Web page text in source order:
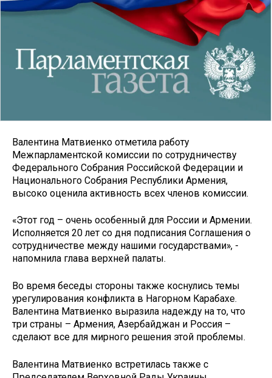
Валентина Матвиенко отметила работу
Межпарламентской комиссии по сотрудничеству
Федерального Собрания Российской Федерации и
Национального Собрания Республики Армения,
высоко оценила активность всех членов комиссии.
«Этот год – очень особенный для России и Армении.
Исполняется 20 лет со дня подписания Соглашения о
сотрудничестве между нашими государствами», -
напомнила глава верхней палаты.
Во время беседы стороны также коснулись темы
урегулирования конфликта в Нагорном Карабахе.
Валентина Матвиенко выразила надежду на то, что
три страны – Армения, Азербайджан и Россия –
сделают все для мирного решения этой проблемы.
Валентина Матвиенко встретилась также с